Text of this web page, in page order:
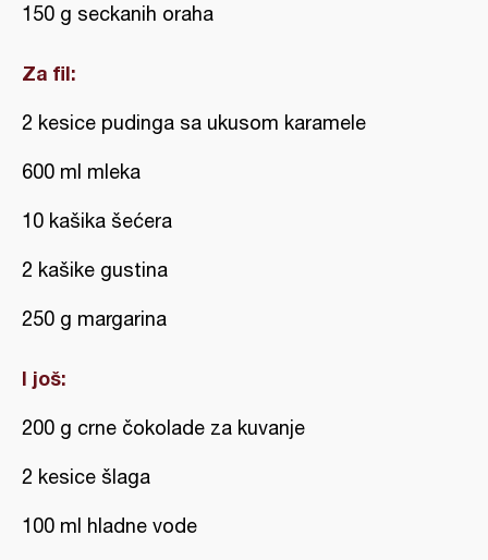
150 g seckanih oraha
Za fil:
2 kesice pudinga sa ukusom karamele
600 ml mleka
10 kašika šećera
2 kašike gustina
250 g margarina
I još:
200 g crne čokolade za kuvanje
2 kesice šlaga
100 ml hladne vode